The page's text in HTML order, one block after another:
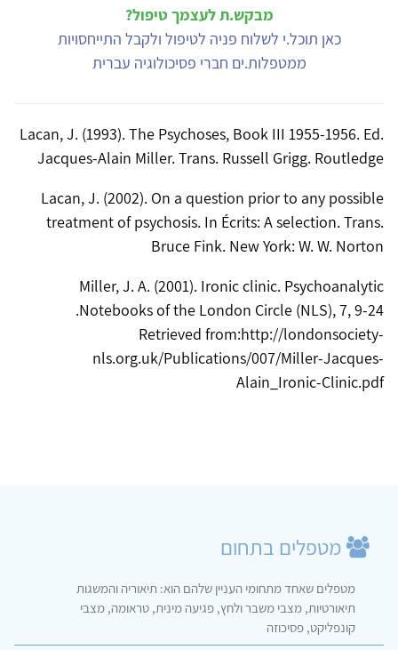
מבקש.ת לעצמך טיפול?
כאן תוכל.י לשלוח פניה לטיפול ולקבל התייחסויות
ממטפלות.ים חברי פסיכולוגיה עברית
Lacan, J. (1993). The Psychoses, Book III 1955-1956. Ed.
Jacques-Alain Miller. Trans. Russell Grigg. Routledge
Lacan, J. (2002). On a question prior to any possible
treatment of psychosis. In Écrits: A selection. Trans.
Bruce Fink. New York: W. W. Norton
Miller, J. A. (2001). Ironic clinic. Psychoanalytic
Notebooks of the London Circle (NLS), 7, 9-24.‏
Retrieved from:http://londonsociety-
nls.org.uk/Publications/007/Miller-Jacques-
Alain_Ironic-Clinic.pdf
מטפלים בתחום
מטפלים שאחד מתחומי העניין שלהם הוא: תיאוריה והמשגות
תיאורטיות, מצבי משבר ולחץ, פגיעה מינית, טראומה, מצבי
קונפליקט, פסיכוזה